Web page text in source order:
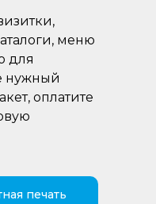
меню
для
нужный
оплатите
печать